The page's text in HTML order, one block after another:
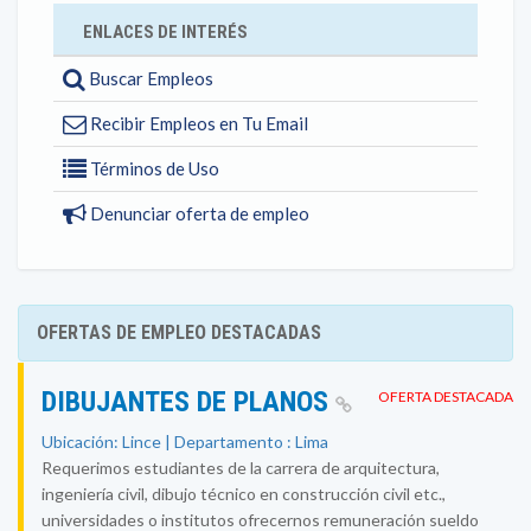
ENLACES DE INTERÉS
Buscar Empleos
Recibir Empleos en Tu Email
Términos de Uso
Denunciar oferta de empleo
OFERTAS DE EMPLEO DESTACADAS
OFERTA DESTACADA
DIBUJANTES DE PLANOS
Ubicación: Lince | Departamento : Lima
Requerimos estudiantes de la carrera de arquitectura,
ingeniería civil, dibujo técnico en construcción civil etc.,
universidades o institutos ofrecernos remuneración sueldo